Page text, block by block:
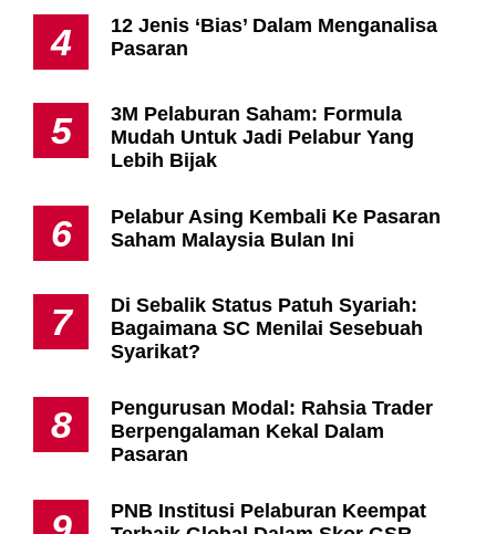
4
12 Jenis ‘Bias’ Dalam Menganalisa
Pasaran
5
3M Pelaburan Saham: Formula
Mudah Untuk Jadi Pelabur Yang
Lebih Bijak
6
Pelabur Asing Kembali Ke Pasaran
Saham Malaysia Bulan Ini
7
Di Sebalik Status Patuh Syariah:
Bagaimana SC Menilai Sesebuah
Syarikat?
8
Pengurusan Modal: Rahsia Trader
Berpengalaman Kekal Dalam
Pasaran
PNB Institusi Pelaburan Keempat